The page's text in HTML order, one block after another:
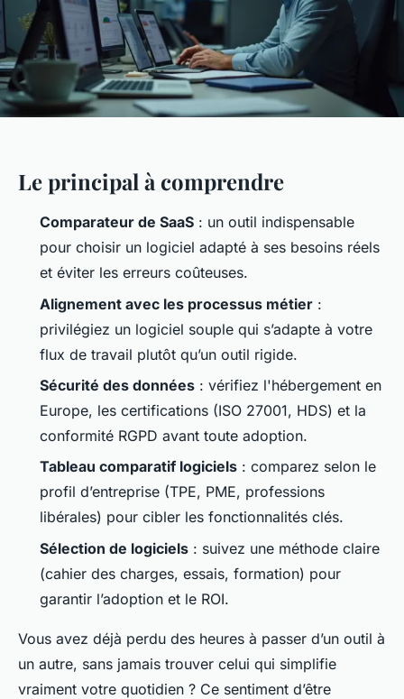
Le principal à comprendre
Comparateur de SaaS : un outil indispensable
pour choisir un logiciel adapté à ses besoins réels
et éviter les erreurs coûteuses.
Alignement avec les processus métier :
privilégiez un logiciel souple qui s’adapte à votre
flux de travail plutôt qu’un outil rigide.
Sécurité des données : vérifiez l'hébergement en
Europe, les certifications (ISO 27001, HDS) et la
conformité RGPD avant toute adoption.
Tableau comparatif logiciels : comparez selon le
profil d’entreprise (TPE, PME, professions
libérales) pour cibler les fonctionnalités clés.
Sélection de logiciels : suivez une méthode claire
(cahier des charges, essais, formation) pour
garantir l’adoption et le ROI.
Vous avez déjà perdu des heures à passer d’un outil à
un autre, sans jamais trouver celui qui simplifie
vraiment votre quotidien ? Ce sentiment d’être